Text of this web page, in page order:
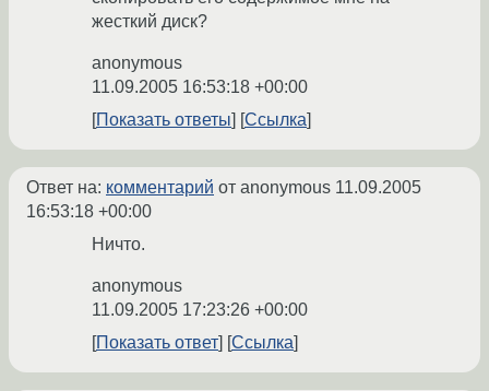
жесткий диск?
anonymous
11.09.2005 16:53:18 +00:00
Показать ответы
Ссылка
Ответ на: комментарий от anonymous 11.09.2005
16:53:18 +00:00
Ничто.
anonymous
11.09.2005 17:23:26 +00:00
Показать ответ
Ссылка